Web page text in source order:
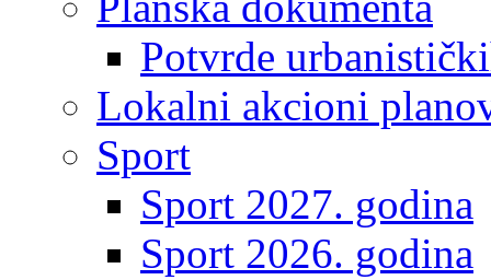
Potvrde
Lokalni akcioni
Sport
Sport 2027. godina
Sport 2026. godina